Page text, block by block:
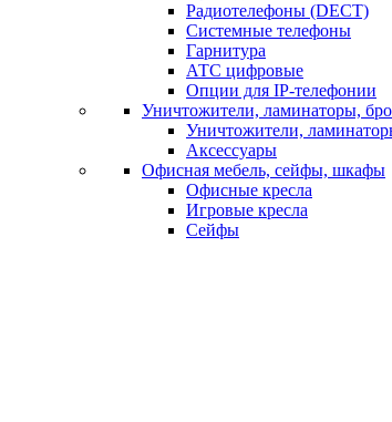
Радиотелефоны (DECT)
Системные телефоны
Гарнитура
АТС цифровые
Опции для IP-телефонии
Уничтожители, ламинаторы,
Уничтожители,
Аксессуары
Офисная мебель, сейфы, шкафы
Офисные кресла
Игровые кресла
Сейфы